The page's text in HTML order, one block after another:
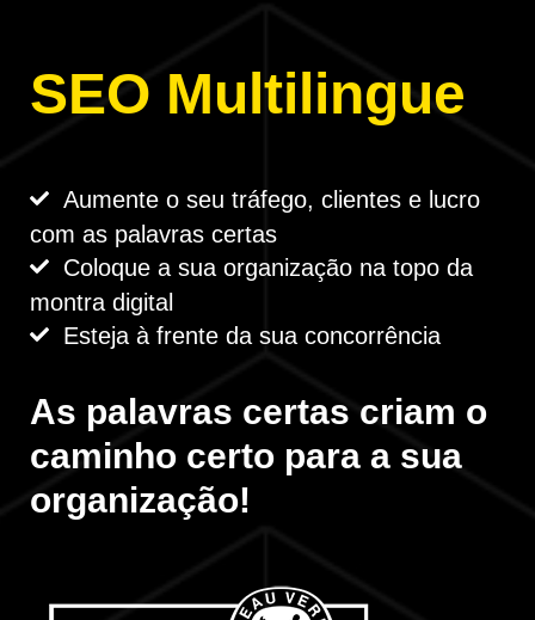
SEO Multilingue
Aumente o seu tráfego, clientes e lucro
com as palavras certas
Coloque a sua organização na topo da
montra digital
Esteja à frente da sua concorrência
As palavras certas criam o
caminho certo para a sua
organização!